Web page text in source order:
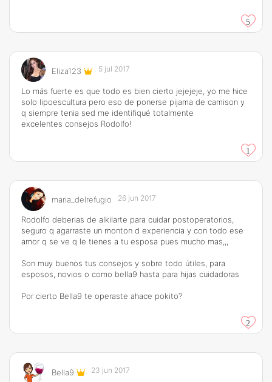
5
Eliza123 5 jul 2017
Lo más fuerte es que todo es bien cierto jejejeje, yo me hice
solo lipoescultura pero eso de ponerse pijama de camison y
q siempre tenia sed me identifiqué totalmente
excelentes consejos Rodolfo!
1
maria_delrefugio 26 jun 2017
Rodolfo deberias de alkilarte para cuidar postoperatorios,
seguro q agarraste un monton d experiencia y con todo ese
amor q se ve q le tienes a tu esposa pues mucho mas,,,
Son muy buenos tus consejos y sobre todo útiles, para
esposos, novios o como bella9 hasta para hijas cuidadoras
Por cierto Bella9 te operaste ahace pokito?
2
Bella9 23 jun 2017